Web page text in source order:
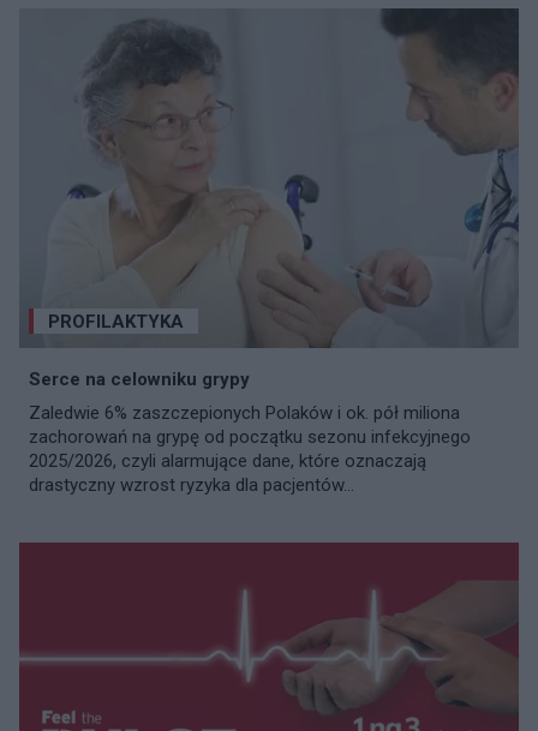
PROFILAKTYKA
Serce na celowniku grypy
Zaledwie 6% zaszczepionych Polaków i ok. pół miliona
zachorowań na grypę od początku sezonu infekcyjnego
2025/2026, czyli alarmujące dane, które oznaczają
drastyczny wzrost ryzyka dla pacjentów...